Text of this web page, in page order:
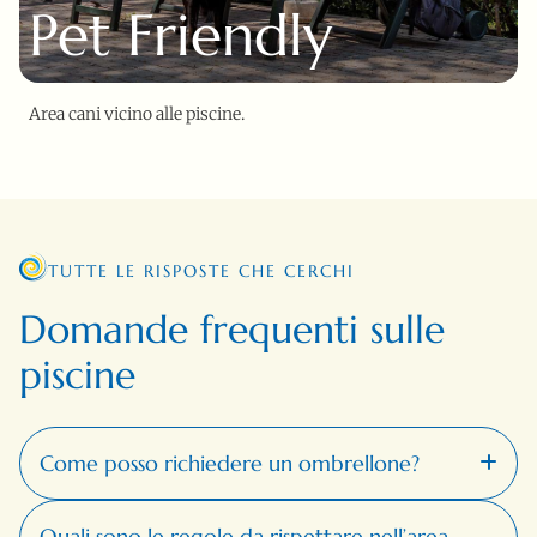
Pet Friendly
Area cani vicino alle piscine.
Domande frequenti sulle
piscine
TUTTE LE RISPOSTE CHE CERCHI
Come posso richiedere un ombrellone?